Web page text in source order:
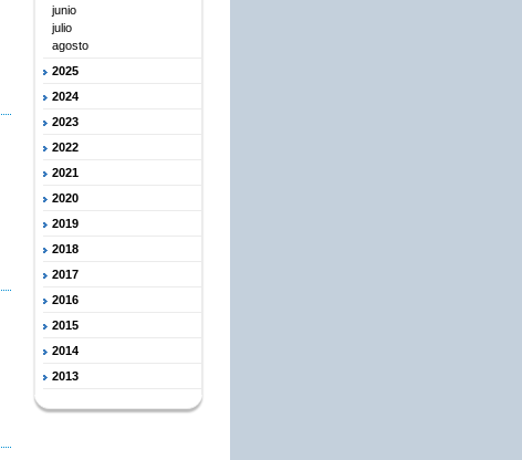
junio
julio
agosto
2025
2024
2023
2022
2021
2020
2019
2018
2017
2016
2015
2014
2013